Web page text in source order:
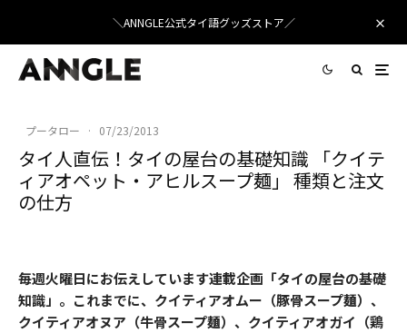
＼ANNGLE公式タイ語グッズストア／
プータロー · 07/23/2013
タイ人直伝！タイの屋台の基礎知識 「クイテ
ィアオペット・アヒルスープ麺」 種類と注文
の仕方
毎週火曜日にお伝えしています連載企画「タイの屋台の基礎
知識」。これまでに、クイティアオムー（豚骨スープ麺）、
クイティアオヌア（牛骨スープ麺）、クイティアオガイ（鶏